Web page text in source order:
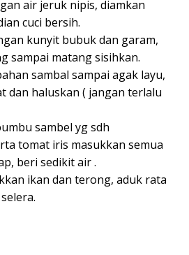
air jeruk nipis, diamkan
cuci bersih.
kunyit bubuk dan garam,
sampai matang sisihkan.
sambal sampai agak layu,
dan haluskan ( jangan terlalu
sambel yg sdh
tomat iris masukkan semua
beri sedikit air .
ikan dan terong, aduk rata